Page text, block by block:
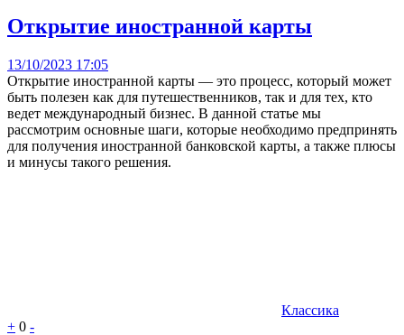
Открытие иностранной карты
13/10/2023 17:05
Открытие иностранной карты — это процесс, который может
быть полезен как для путешественников, так и для тех, кто
ведет международный бизнес. В данной статье мы
рассмотрим основные шаги, которые необходимо предпринять
для получения иностранной банковской карты, а также плюсы
и минусы такого решения.
Классика
+ 0 -